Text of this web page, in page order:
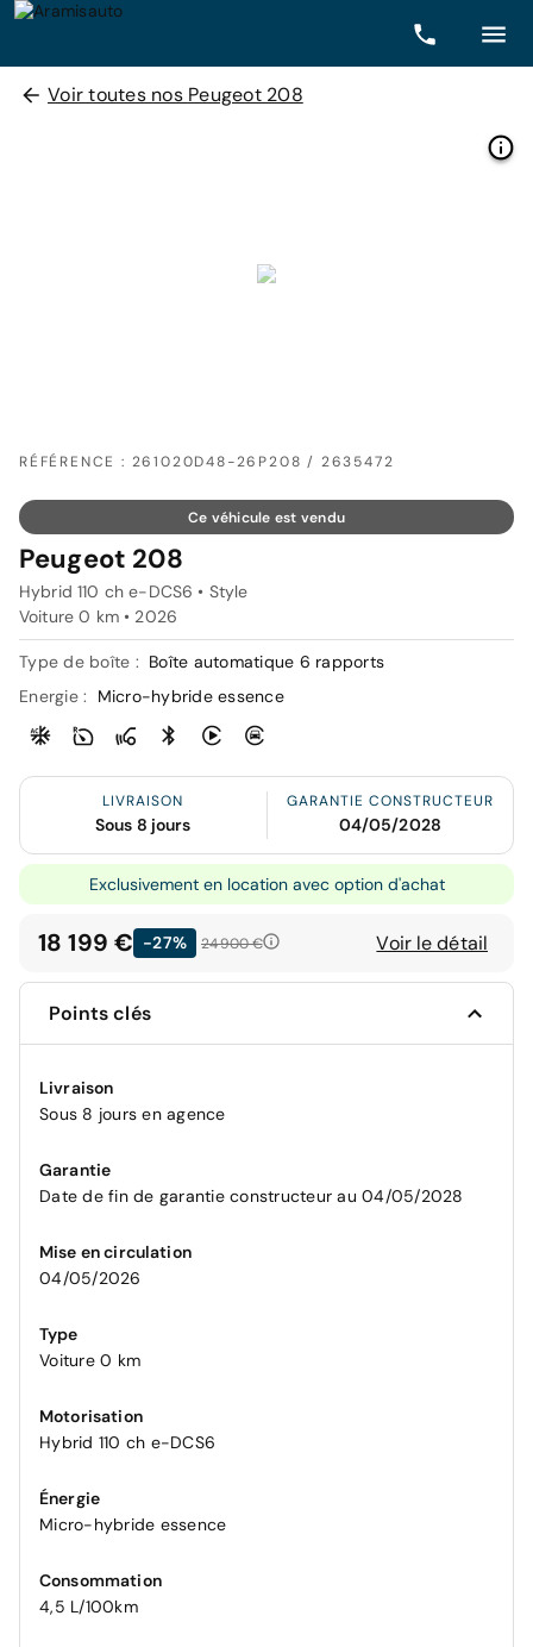
Voir toutes nos Peugeot 208
RÉFÉRENCE : 261020D48-26P208 / 2635472
Ce véhicule est vendu
Peugeot 208
Hybrid 110 ch e-DCS6 • Style
Voiture 0 km • 2026
Type de boîte : Boîte automatique 6 rapports
Energie :
Micro-hybride essence
LIVRAISON
Sous 8 jours
GARANTIE CONSTRUCTEUR
04/05/2028
Exclusivement en location avec option d'achat
18 199 € -27% 24 900 € Voir le détail
Points clés
Livraison
Sous 8 jours en agence
Garantie
Date de fin de garantie constructeur au 04/05/2028
Mise en circulation
04/05/2026
Type
Voiture 0 km
Motorisation
Hybrid 110 ch e-DCS6
Énergie
Micro-hybride essence
Consommation
4,5 L/100km